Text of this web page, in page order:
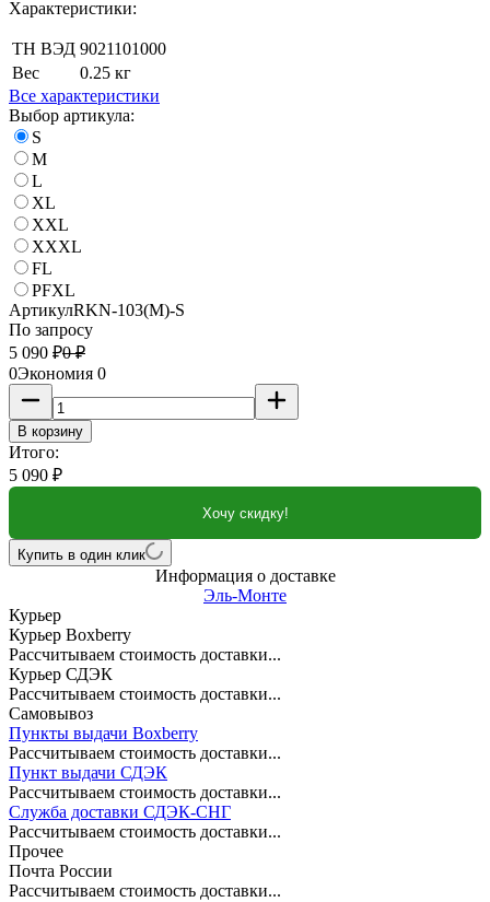
Характеристики:
ТН ВЭД 9021101000
Вес
0.25 кг
Все характеристики
Выбор артикула:
S
M
L
XL
XXL
XXXL
FL
PFXL
АртикулRKN-103(M)-S
По запросу
5 090 ₽0 ₽
0Экономия 0
В корзину
Итого:
5 090 ₽
Хочу скидку!
Купить в один клик
Информация о доставке
Эль-Монте
Курьер
Курьер Boxberry
Рассчитываем стоимость доставки...
Курьер СДЭК
Рассчитываем стоимость доставки...
Самовывоз
Пункты выдачи Boxberry
Рассчитываем стоимость доставки...
Пункт выдачи СДЭК
Рассчитываем стоимость доставки...
Служба доставки СДЭК-СНГ
Рассчитываем стоимость доставки...
Прочее
Почта России
Рассчитываем стоимость доставки...